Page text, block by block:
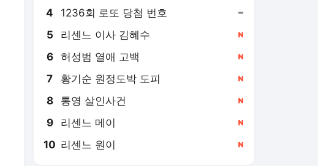
4 1236회 로또 당첨 번호
5 리센느 이사 김혜수
6 허성범 열애 고백
7 황기순 원정도박 도피
8 통영 살인사건
9 리센느 메이
10 리센느 원이